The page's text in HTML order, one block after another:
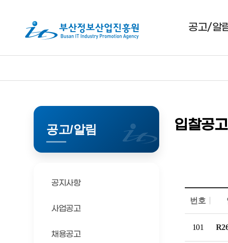
(재)
부
산
보
흥
공고/알
공고/알림
공지사항
사업공고
채용공고
입찰공고
번호
101